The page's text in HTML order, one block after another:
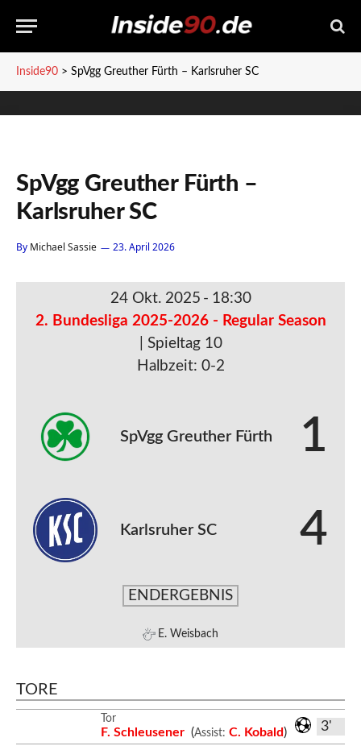
Inside90 > SpVgg Greuther Fürth – Karlsruher SC
SpVgg Greuther Fürth –
Karlsruher SC
By Michael Sassie 23. April 2026
24 Okt. 2025 - 18:30
2. Bundesliga 2025-2026 - Regular Season
| Spieltag 10
Halbzeit: 0-2
SpVgg Greuther Fürth 1
Karlsruher SC 4
ENDERGEBNIS
E. Weisbach
TORE
3'
Tor
F. Schleusener (Assist: C. Kobald)